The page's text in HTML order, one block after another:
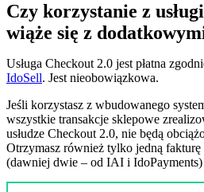
Czy korzystanie z
wiąże się z
Usługa Checkout 2.0 jest płatna
IdoSell. Jest nieobowiązkowa.
Jeśli korzystasz z wbudowanego
wszystkie transakcje sklepowe
usłudze Checkout 2.0, nie będą
Otrzymasz również tylko jedną
(dawniej dwie – od IAI i IdoPayments)